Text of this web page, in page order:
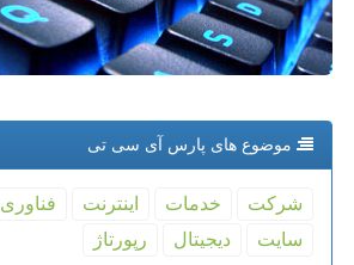
موضوع های پارس آی سی تی
شركت خدمات اینترنت فناوری
سایت
دیجیتال رپورتاژ